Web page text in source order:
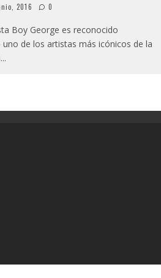
2016 0
Boy George es reconocido
de los artistas más icónicos de la
...